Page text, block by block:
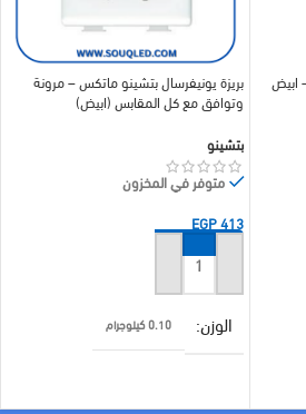
بريزة يونيفرسال بتشينو ماتكس – مرونة
وتوافق مع كل المقابس (ابيض)
بتشينو
متوفر في المخزون
EGP413
إضافة إلى السلة
الوزن 0.10 كيلوجرام